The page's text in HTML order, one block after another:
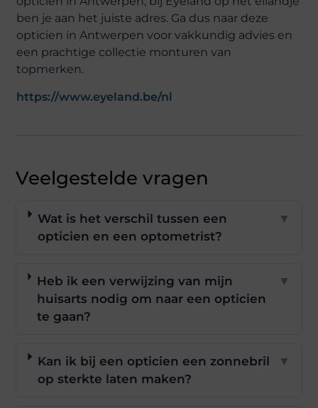
ben je aan het juiste adres. Ga dus naar deze
opticien in Antwerpen voor vakkundig advies en
een prachtige collectie monturen van
topmerken.
https://www.eyeland.be/nl
Veelgestelde vragen
Wat is het verschil tussen een
opticien en een optometrist?
▼
Heb ik een verwijzing van mijn
huisarts nodig om naar een opticien
te gaan?
▼
Kan ik bij een opticien een zonnebril
op sterkte laten maken?
▼